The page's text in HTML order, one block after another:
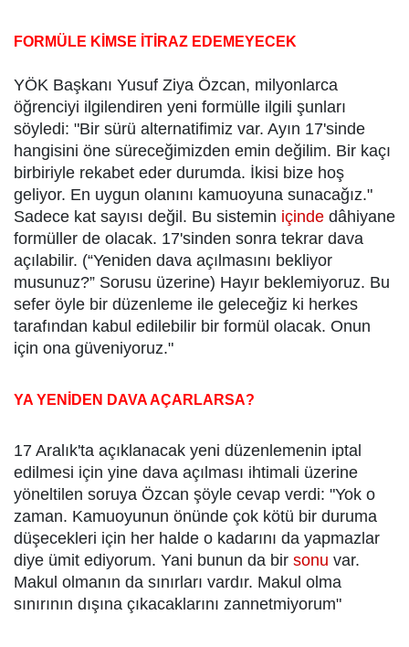
FORMÜLE KİMSE İTİRAZ EDEMEYECEK
YÖK Başkanı Yusuf Ziya Özcan, milyonlarca
öğrenciyi ilgilendiren yeni formülle ilgili şunları
söyledi: "Bir sürü alternatifimiz var. Ayın 17'sinde
hangisini öne süreceğimizden emin değilim. Bir kaçı
birbiriyle rekabet eder durumda. İkisi bize hoş
geliyor. En uygun olanını kamuoyuna sunacağız."
Sadece kat sayısı değil. Bu sistemin içinde dâhiyane
formüller de olacak. 17'sinden sonra tekrar dava
açılabilir. (“Yeniden dava açılmasını bekliyor
musunuz?” Sorusu üzerine) Hayır beklemiyoruz. Bu
sefer öyle bir düzenleme ile geleceğiz ki herkes
tarafından kabul edilebilir bir formül olacak. Onun
için ona güveniyoruz."
YA YENİDEN DAVA AÇARLARSA?
17 Aralık'ta açıklanacak yeni düzenlemenin iptal
edilmesi için yine dava açılması ihtimali üzerine
yöneltilen soruya Özcan şöyle cevap verdi: "Yok o
zaman. Kamuoyunun önünde çok kötü bir duruma
düşecekleri için her halde o kadarını da yapmazlar
diye ümit ediyorum. Yani bunun da bir sonu var.
Makul olmanın da sınırları vardır. Makul olma
sınırının dışına çıkacaklarını zannetmiyorum"